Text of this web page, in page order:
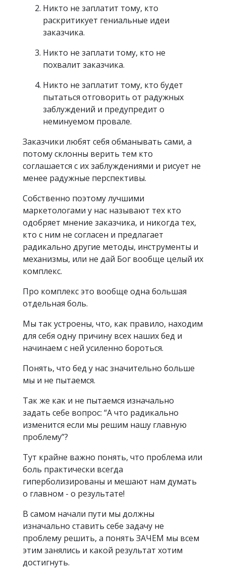
Никто не заплатит тому, кто
раскритикует гениальные идеи
заказчика.
Никто не заплати тому, кто не
похвалит заказчика.
Никто не заплатит тому, кто будет
пытаться отговорить от радужных
заблуждений и предупредит о
неминуемом провале.
Заказчики любят себя обманывать сами, а
потому склонны верить тем кто
соглашается с их заблуждениями и рисует не
менее радужные перспективы.
Собственно поэтому лучшими
маркетологами у нас называют тех кто
одобряет мнение заказчика, и никогда тех,
кто с ним не согласен и предлагает
радикально другие методы, инструменты и
механизмы, или не дай Бог вообще целый их
комплекс.
Про комплекс это вообще одна большая
отдельная боль.
Мы так устроены, что, как правило, находим
для себя одну причину всех наших бед и
начинаем с ней усиленно бороться.
Понять, что бед у нас значительно больше
мы и не пытаемся.
Так же как и не пытаемся изначально
задать себе вопрос: “А что радикально
изменится если мы решим нашу главную
проблему”?
Тут крайне важно понять, что проблема или
боль практически всегда
гиперболизированы и мешают нам думать
о главном - о результате!
В самом начали пути мы должны
изначально ставить себе задачу не
проблему решить, а понять ЗАЧЕМ мы всем
этим занялись и какой результат хотим
достигнуть.